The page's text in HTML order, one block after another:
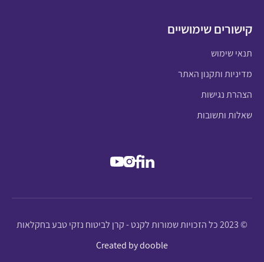
קישורים שימושיים
תנאי שימוש
מדיניות ותקנון האתר
הצהרת נגישות
שאלות ותשובות
© 2023 כל הזכויות שמורות לקנט - קרן לביטוח נזקי טבע בחקלאות
Created by dooble